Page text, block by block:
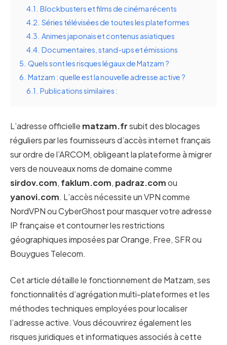
4.1. Blockbusters et films de cinéma récents
4.2. Séries télévisées de toutes les plateformes
4.3. Animes japonais et contenus asiatiques
4.4. Documentaires, stand-ups et émissions
5. Quels sont les risques légaux de Matzam ?
6. Matzam : quelle est la nouvelle adresse active ?
6.1. Publications similaires :
L’adresse officielle matzam.frsubit des blocages
réguliers par les fournisseurs d’accès internet français
sur ordre de l’ARCOM, obligeant la plateforme à migrer
vers de nouveaux noms de domaine comme
sirdov.com, faklum.com, padraz.comou
yanovi.com. L’accès nécessite un VPN comme
NordVPN ou CyberGhost pour masquer votre adresse
IP française et contourner les restrictions
géographiques imposées par Orange, Free, SFR ou
Bouygues Telecom.
Cet article détaille le fonctionnement de Matzam, ses
fonctionnalités d’agrégation multi-plateformes et les
méthodes techniques employées pour localiser
l’adresse active. Vous découvrirez également les
risques juridiques et informatiques associés à cette